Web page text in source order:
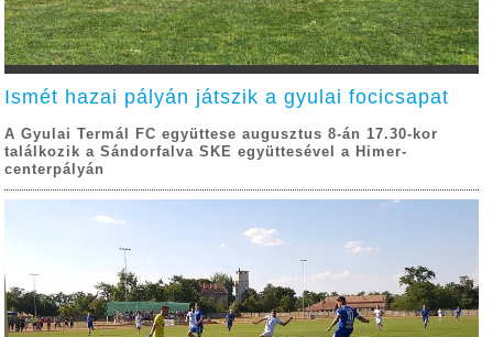
Ismét hazai pályán játszik a gyulai focicsapat
A Gyulai Termál FC együttese augusztus 8-án 17.30-kor
találkozik a Sándorfalva SKE együttesével a Himer-
centerpályán